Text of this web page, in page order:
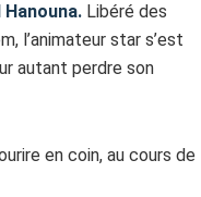
Libéré des
l’animateur star s’est
autant perdre son
en coin, au cours de